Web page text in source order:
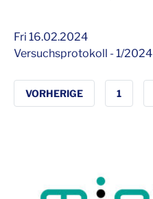
Fri 16.02.2024
Versuchsprotokoll - 1/2024
VORHERIGE 1